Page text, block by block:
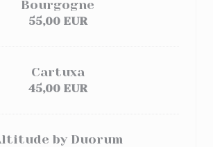
Bourgogne
55,00 EUR
Cartuxa
45,00 EUR
by Duorum